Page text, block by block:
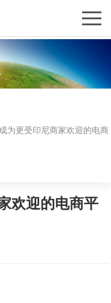
为更受印尼商家欢迎的电商
欢迎的电商平